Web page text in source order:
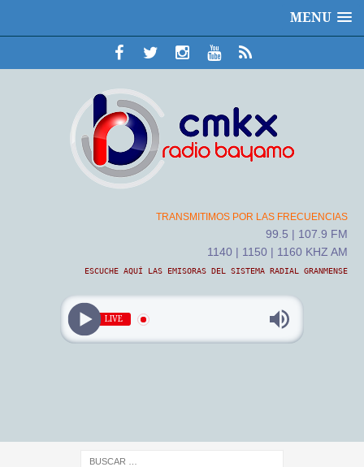
MENU
TRANSMITIMOS POR LAS FRECUENCIAS
99.5 | 107.9 FM
1140 | 1150 | 1160 KHZ AM
ESCUCHE AQUÍ LAS EMISORAS DEL SISTEMA RADIAL GRANMENSE
LIVE